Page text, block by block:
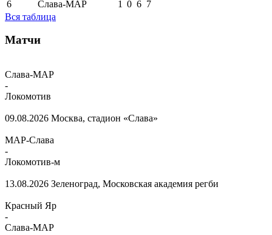
6
Слава-МАР 1 0 6 7
Вся таблица
Матчи
Слава-МАР
-
Локомотив
09.08.2026 Москва, стадион «Слава»
МАР-Слава
-
Локомотив-м
13.08.2026 Зеленоград, Московская академия регби
Красный Яр
-
Слава-МАР